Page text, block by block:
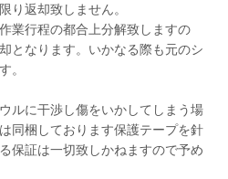
り返却致しません。
業行程の都合上分解致しますの
となります。いかなる際も元のシ
。
ルに干渉し傷をいかしてしまう場
同梱しております保護テープを針
保証は一切致しかねますので予め